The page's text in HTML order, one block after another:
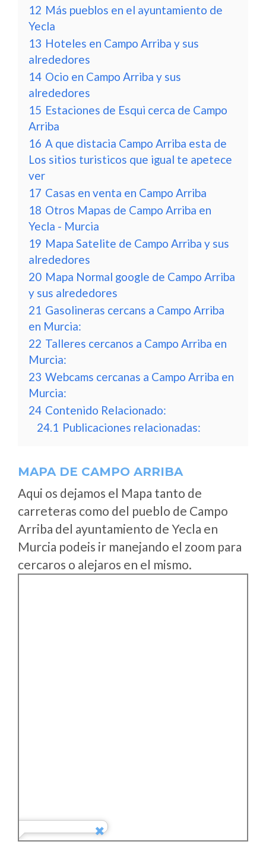
12 Más pueblos en el ayuntamiento de
Yecla
13 Hoteles en Campo Arriba y sus
alrededores
14 Ocio en Campo Arriba y sus
alrededores
15 Estaciones de Esqui cerca de Campo
Arriba
16 A que distacia Campo Arriba esta de
Los sitios turisticos que igual te apetece
ver
17 Casas en venta en Campo Arriba
18 Otros Mapas de Campo Arriba en
Yecla - Murcia
19 Mapa Satelite de Campo Arriba y sus
alrededores
20 Mapa Normal google de Campo Arriba
y sus alrededores
21 Gasolineras cercans a Campo Arriba
en Murcia:
22 Talleres cercanos a Campo Arriba en
Murcia:
23 Webcams cercanas a Campo Arriba en
Murcia:
24 Contenido Relacionado:
24.1 Publicaciones relacionadas:
MAPA DE CAMPO ARRIBA
Aqui os dejamos el Mapa tanto de
carreteras como del pueblo de Campo
Arriba del ayuntamiento de Yecla en
Murcia podeis ir manejando el zoom para
cercaros o alejaros en el mismo.